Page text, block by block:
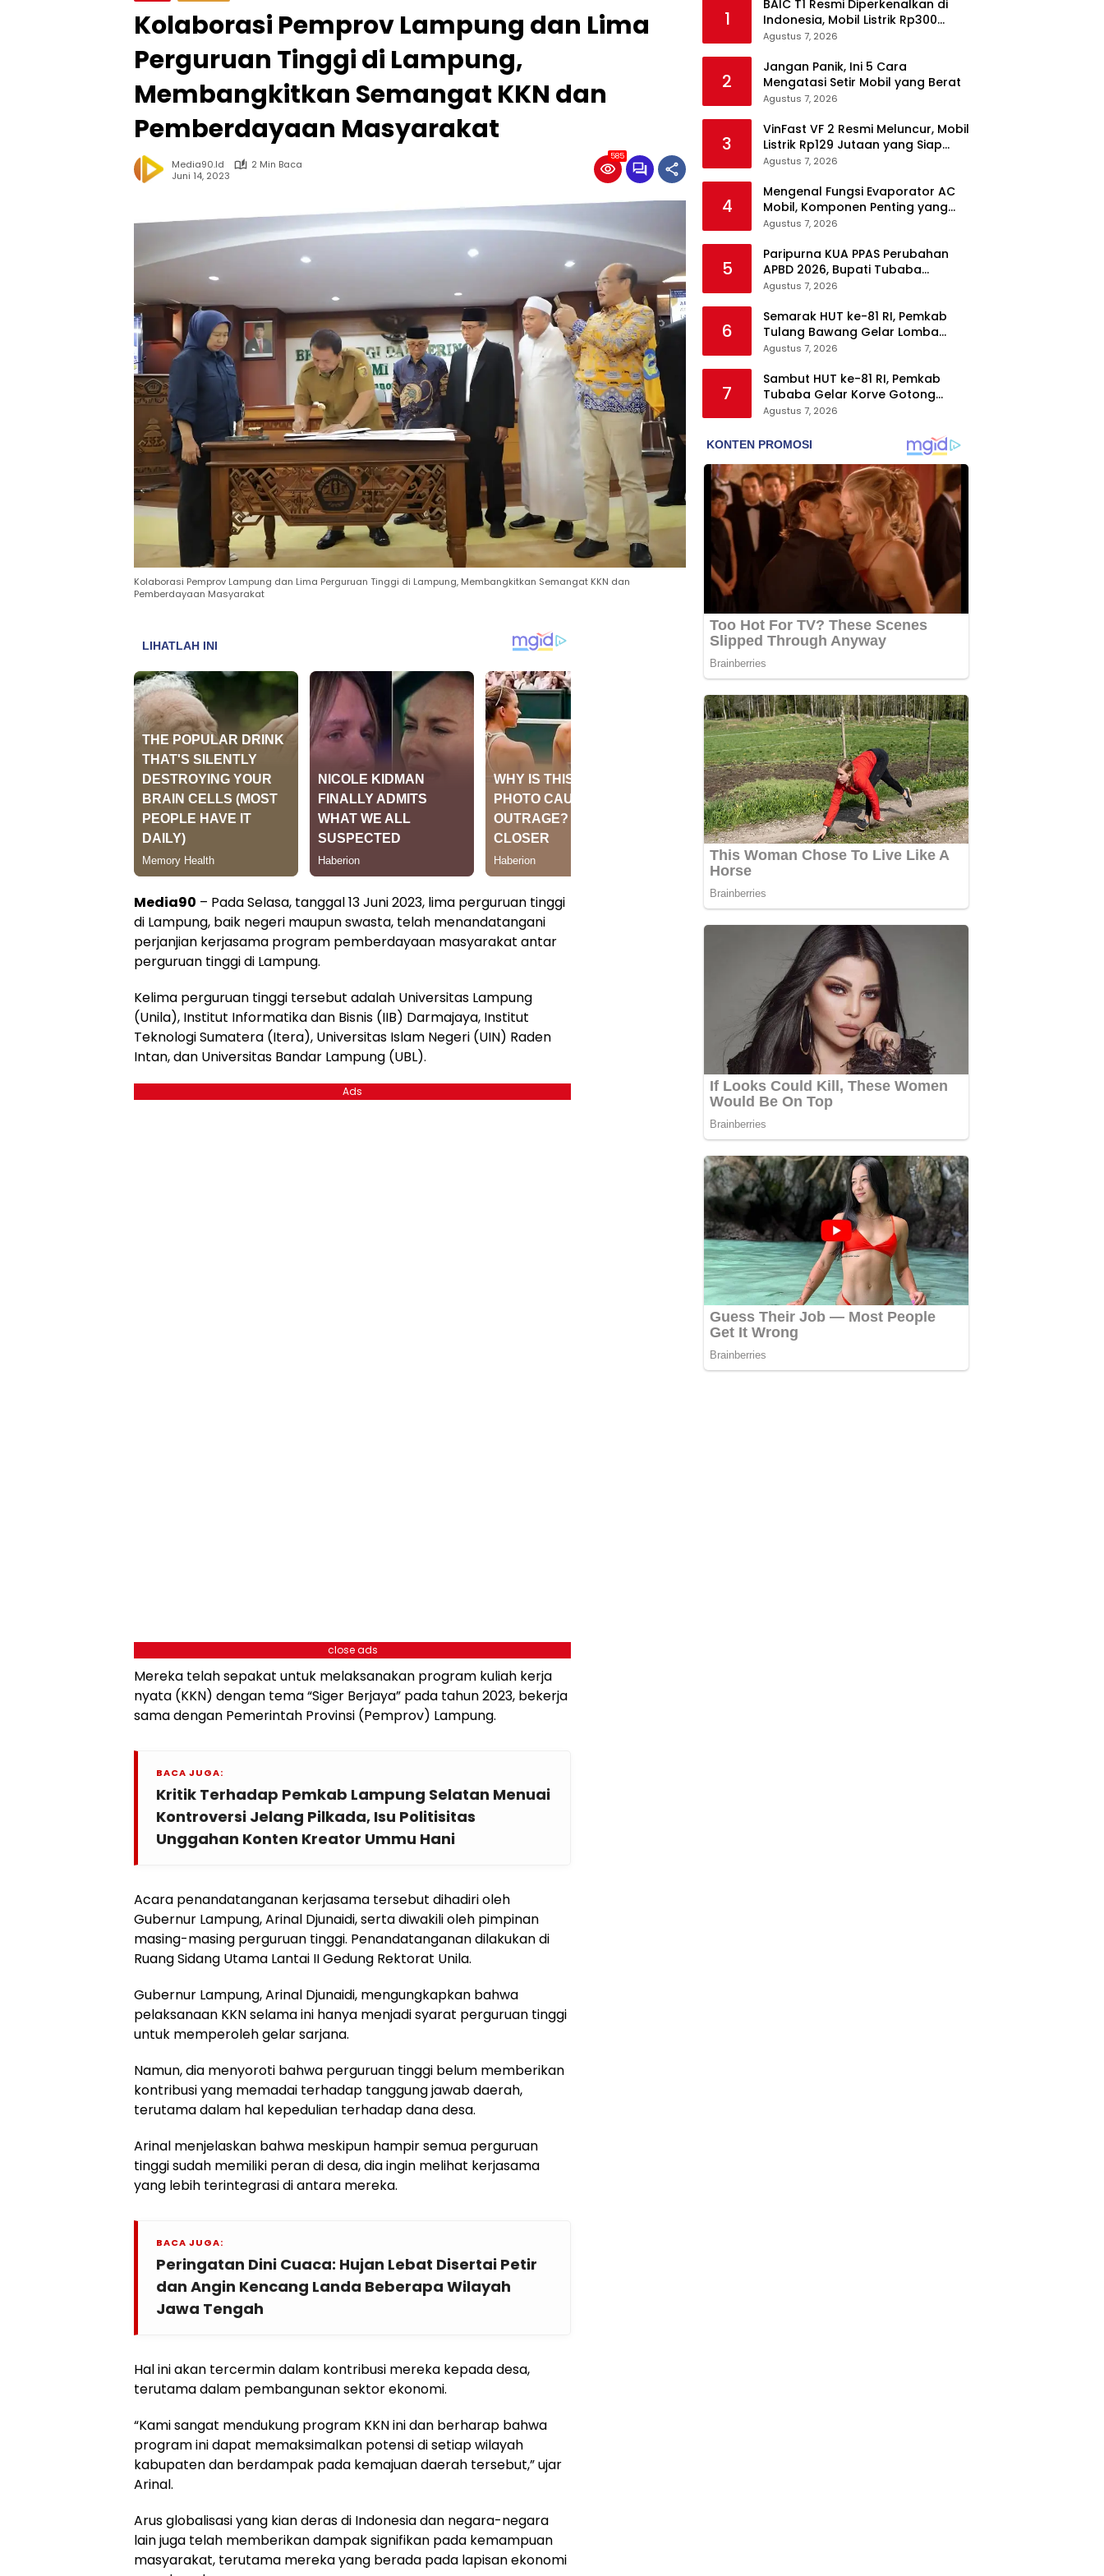
Kolaborasi Pemprov Lampung dan Lima
Perguruan Tinggi di Lampung,
Membangkitkan Semangat KKN dan
Pemberdayaan Masyarakat
Media90.id
2 Min Baca
Juni 14, 2023
585
Kolaborasi Pemprov Lampung dan Lima Perguruan Tinggi di Lampung, Membangkitkan Semangat KKN dan
Pemberdayaan Masyarakat
Media90 – Pada Selasa, tanggal 13 Juni 2023, lima perguruan tinggi
di Lampung, baik negeri maupun swasta, telah menandatangani
perjanjian kerjasama program pemberdayaan masyarakat antar
perguruan tinggi di Lampung.
Kelima perguruan tinggi tersebut adalah Universitas Lampung
(Unila), Institut Informatika dan Bisnis (IIB) Darmajaya, Institut
Teknologi Sumatera (Itera), Universitas Islam Negeri (UIN) Raden
Intan, dan Universitas Bandar Lampung (UBL).
Ads
close ads
Mereka telah sepakat untuk melaksanakan program kuliah kerja
nyata (KKN) dengan tema “Siger Berjaya” pada tahun 2023, bekerja
sama dengan Pemerintah Provinsi (Pemprov) Lampung.
BACA JUGA:
Kritik Terhadap Pemkab Lampung Selatan Menuai
Kontroversi Jelang Pilkada, Isu Politisitas
Unggahan Konten Kreator Ummu Hani
Acara penandatanganan kerjasama tersebut dihadiri oleh
Gubernur Lampung, Arinal Djunaidi, serta diwakili oleh pimpinan
masing-masing perguruan tinggi. Penandatanganan dilakukan di
Ruang Sidang Utama Lantai II Gedung Rektorat Unila.
Gubernur Lampung, Arinal Djunaidi, mengungkapkan bahwa
pelaksanaan KKN selama ini hanya menjadi syarat perguruan tinggi
untuk memperoleh gelar sarjana.
Namun, dia menyoroti bahwa perguruan tinggi belum memberikan
kontribusi yang memadai terhadap tanggung jawab daerah,
terutama dalam hal kepedulian terhadap dana desa.
Arinal menjelaskan bahwa meskipun hampir semua perguruan
tinggi sudah memiliki peran di desa, dia ingin melihat kerjasama
yang lebih terintegrasi di antara mereka.
BACA JUGA:
Peringatan Dini Cuaca: Hujan Lebat Disertai Petir
dan Angin Kencang Landa Beberapa Wilayah
Jawa Tengah
Hal ini akan tercermin dalam kontribusi mereka kepada desa,
terutama dalam pembangunan sektor ekonomi.
“Kami sangat mendukung program KKN ini dan berharap bahwa
program ini dapat memaksimalkan potensi di setiap wilayah
kabupaten dan berdampak pada kemajuan daerah tersebut,” ujar
Arinal.
Arus globalisasi yang kian deras di Indonesia dan negara-negara
lain juga telah memberikan dampak signifikan pada kemampuan
masyarakat, terutama mereka yang berada pada lapisan ekonomi
1
BAIC T1 Resmi Diperkenalkan di
Indonesia, Mobil Listrik Rp300
Jutaan Siap Ramaikan Pasar EV
Agustus 7, 2026
2
Jangan Panik, Ini 5 Cara
Mengatasi Setir Mobil yang Berat
Agustus 7, 2026
3
VinFast VF 2 Resmi Meluncur, Mobil
Listrik Rp129 Jutaan yang Siap
Jadi Alternatif Pengganti Motor
Agustus 7, 2026
4
Mengenal Fungsi Evaporator AC
Mobil, Komponen Penting yang
Sering Terlupakan
Agustus 7, 2026
5
Paripurna KUA PPAS Perubahan
APBD 2026, Bupati Tubaba
Targetkan Pendapatan Daerah
Agustus 7, 2026
6
Semarak HUT ke-81 RI, Pemkab
Tulang Bawang Gelar Lomba
Senam Udang Manis
Agustus 7, 2026
7
Sambut HUT ke-81 RI, Pemkab
Tubaba Gelar Korve Gotong
Royong dan Bersih-Bersih
Agustus 7, 2026